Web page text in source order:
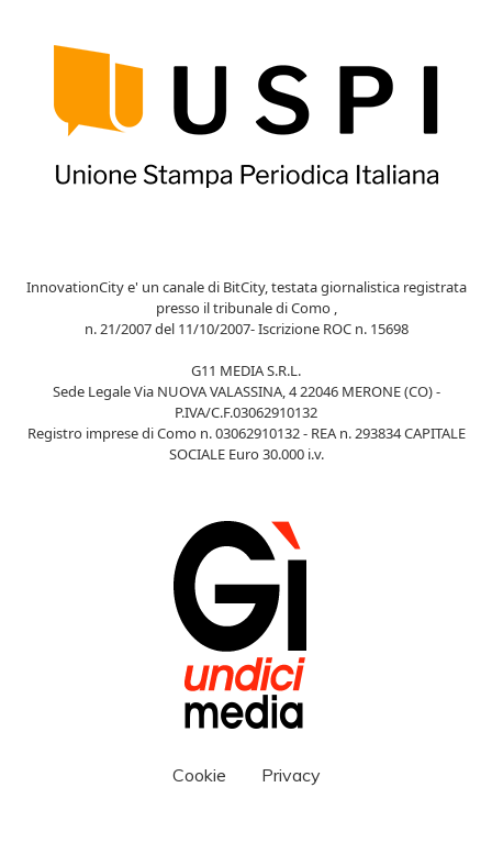
InnovationCity e' un canale di BitCity, testata giornalistica registrata
presso il tribunale di Como ,
n. 21/2007 del 11/10/2007- Iscrizione ROC n. 15698
G11 MEDIA S.R.L.
Sede Legale Via NUOVA VALASSINA, 4 22046 MERONE (CO) -
P.IVA/C.F.03062910132
Registro imprese di Como n. 03062910132 - REA n. 293834 CAPITALE
SOCIALE Euro 30.000 i.v.
Cookie Privacy